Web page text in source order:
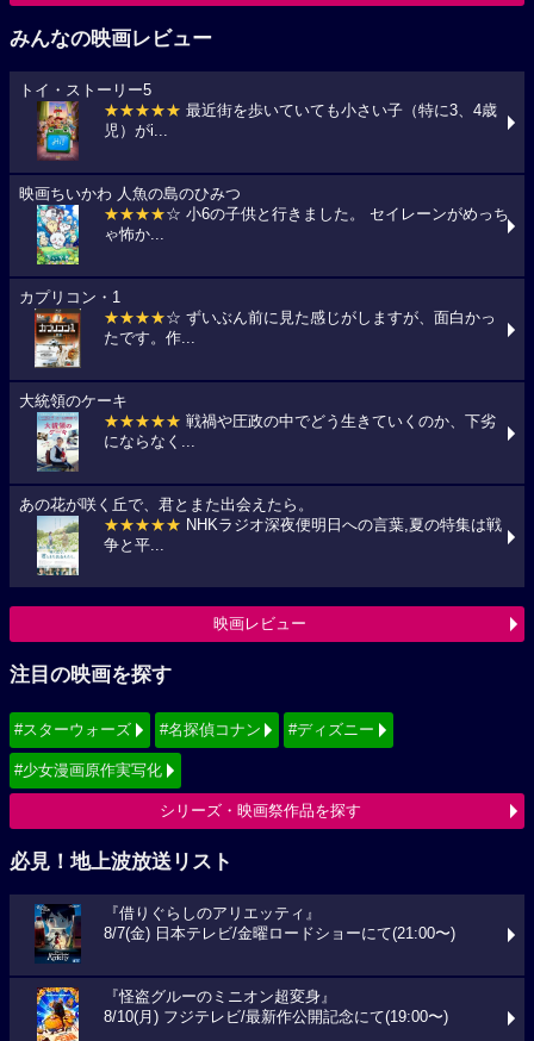
みんなの映画レビュー
トイ・ストーリー5
★★★★★ 最近街を歩いていても小さい子（特に3、4歳
児）がi...
映画ちいかわ 人魚の島のひみつ
★★★★☆ 小6の子供と行きました。 セイレーンがめっち
ゃ怖か...
カプリコン・1
★★★★☆ ずいぶん前に見た感じがしますが、面白かっ
たです。作...
大統領のケーキ
★★★★★ 戦禍や圧政の中でどう生きていくのか、下劣
にならなく...
あの花が咲く丘で、君とまた出会えたら。
★★★★★ NHKラジオ深夜便明日への言葉,夏の特集は戦
争と平...
映画レビュー
注目の映画を探す
#スターウォーズ #名探偵コナン #ディズニー
#少女漫画原作実写化
シリーズ・映画祭作品を探す
必見！地上波放送リスト
『借りぐらしのアリエッティ』
8/7(金) 日本テレビ/金曜ロードショーにて(21:00〜)
『怪盗グルーのミニオン超変身』
8/10(月) フジテレビ/最新作公開記念にて(19:00〜)